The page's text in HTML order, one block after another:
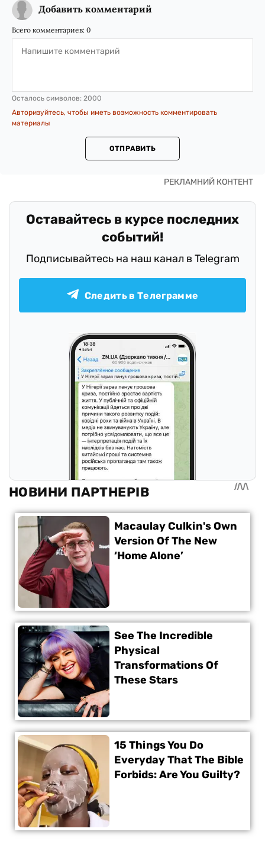
Добавить комментарий
Всего комментариев: 0
Осталось символов: 2000
Авторизуйтесь, чтобы иметь возможность комментировать
материалы
ОТПРАВИТЬ
Оставайтесь в курсе последних
событий!
Подписывайтесь на наш канал в Telegram
Следить в Телеграмме